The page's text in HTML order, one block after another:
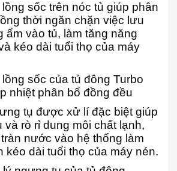
sốc trên nóc tủ giúp phân
thời ngăn chặn việc lưu
ẩm vào tủ, làm tăng năng
kéo dài tuổi thọ của máy
tụ được xử lí đặc biệt giúp
và rò rỉ dung môi chất lạnh,
nước vào hệ thống làm
kéo dài tuổi thọ của máy nén.